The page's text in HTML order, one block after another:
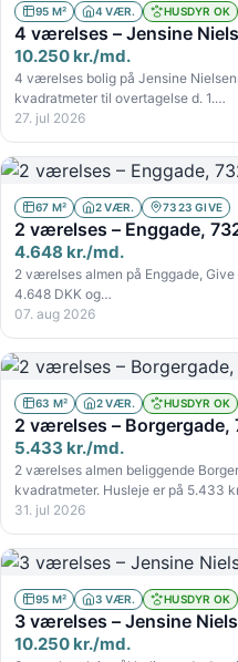
95 M² 4 VÆR. HUSDYR OK
4 værelses – Jensine
10.250 kr./md.
4 værelses bolig på Jensine
kvadratmeter til overtagelse d. 1.…
27. jul 2026
67 M² 2 VÆR. 7323 GIVE
2 værelses – Enggade,
4.648 kr./md.
2 værelses almen på Enggade,
4.648 DKK og…
07. aug 2026
63 M² 2 VÆR. HUSDYR OK
2 værelses – Borgergade,
5.433 kr./md.
2 værelses almen beliggende
kvadratmeter. Husleje er på 5.433
31. jul 2026
95 M² 3 VÆR. HUSDYR OK
3 værelses – Jensine
10.250 kr./md.